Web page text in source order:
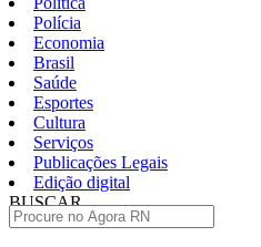
Polícia
Economia
Brasil
Saúde
Esportes
Cultura
Serviços
Publicações Legais
Edição digital
BUSCAR